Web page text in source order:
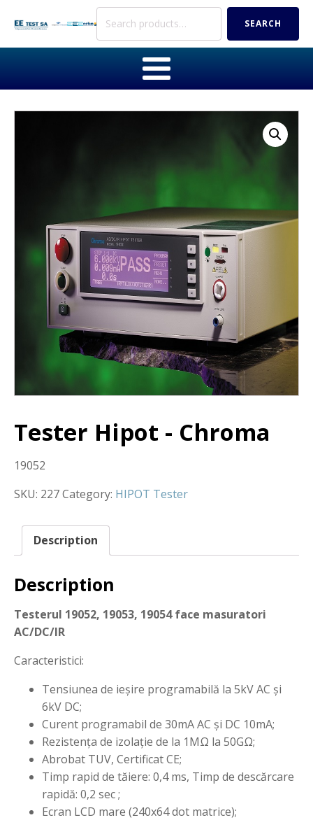
Search
SEARCH
Tester Hipot - Chroma
19052
SKU: 227Category: HIPOT Tester
Description
Description
Testerul 19052, 19053, 19054 face masuratori
AC/DC/IR
Caracteristici:
Tensiunea de ieșire programabilă la 5kV AC și
6kV DC;
Curent programabil de 30mA AC și DC 10mA;
Rezistența de izolație de la 1MΩ la 50GΩ;
Abrobat TUV, Certificat CE;
Timp rapid de tăiere: 0,4 ms, Timp de descărcare
rapidă: 0,2 sec ;
Ecran LCD mare (240x64 dot matrice);